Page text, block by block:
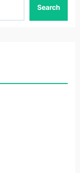
Search